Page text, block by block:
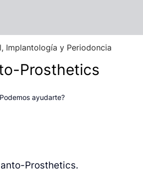
Implantología y Periodoncia
Prosthetics
ayudarte?
Prosthetics.